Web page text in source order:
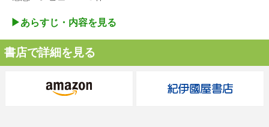
▶︎あらすじ・内容を見る
書店で詳細を見る